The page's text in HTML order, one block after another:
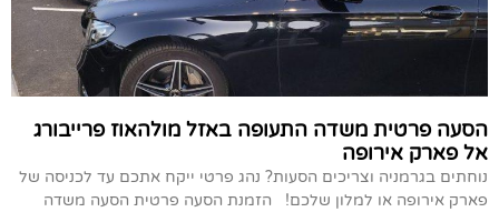
הסעה פרטית משדה התעופה באזל מולהאוז פרייבורג
אל פארק אירופה
נוחתים בגרמניה וצריכים הסעות? נהג פרטי ייקח אתכם עד לכניסה של
פארק אירופה או למלון שלכם! הזמנת הסעה פרטית הסעה משדה